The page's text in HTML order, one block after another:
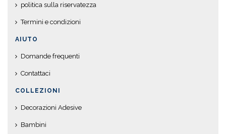
politica sulla riservatezza
Termini e condizioni
AIUTO
Domande frequenti
Contattaci
COLLEZIONI
Decorazioni Adesive
Bambini